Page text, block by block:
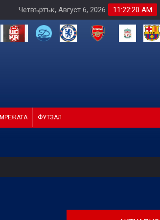
11:22:21 AM
Четвъртък, Август 6, 2026
МРЕЖАТА ФУТЗАЛ